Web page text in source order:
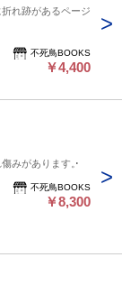
れ跡があるページ
不死鳥BOOKS
￥4,400
みがあります。
不死鳥BOOKS
￥8,300